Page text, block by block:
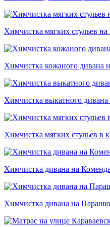
Химчистка мягких стульев на
Химчистка кожаного дивана
Химчистка выкатного
Химчистка мягких стульев в
Химчистка дивана на
Химчистка дивана на